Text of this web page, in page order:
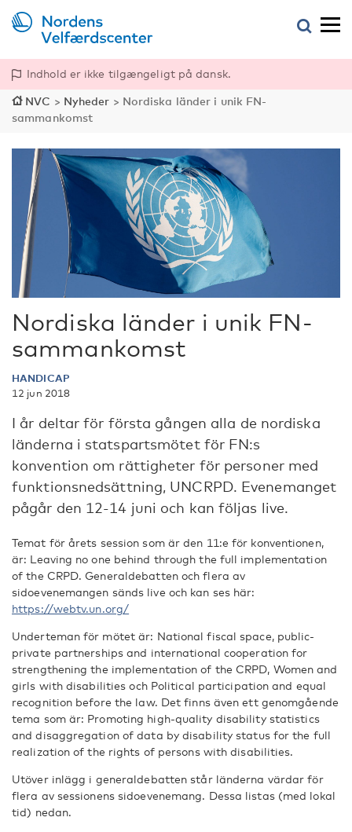
Indhold er ikke tilgængeligt på dansk.
NVC > Nyheder > Nordiska länder i unik FN-
sammankomst
Nordiska länder i unik FN-
sammankomst
HANDICAP
12 jun 2018
I år deltar för första gången alla de nordiska
länderna i statspartsmötet för FN:s
konvention om rättigheter för personer med
funktionsnedsättning, UNCRPD. Evenemanget
pågår den 12-14 juni och kan följas live.
Temat för årets session som är den 11:e för konventionen,
är: Leaving no one behind through the full implementation
of the CRPD. Generaldebatten och flera av
sidoevenemangen sänds live och kan ses här:
https://webtv.un.org/
Underteman för mötet är: National fiscal space, public-
private partnerships and international cooperation for
strengthening the implementation of the CRPD, Women and
girls with disabilities och Political participation and equal
recognition before the law. Det finns även ett genomgående
tema som är: Promoting high-quality disability statistics
and disaggregation of data by disability status for the full
realization of the rights of persons with disabilities.
Utöver inlägg i generaldebatten står länderna värdar för
flera av sessionens sidoevenemang. Dessa listas (med lokal
tid) nedan.